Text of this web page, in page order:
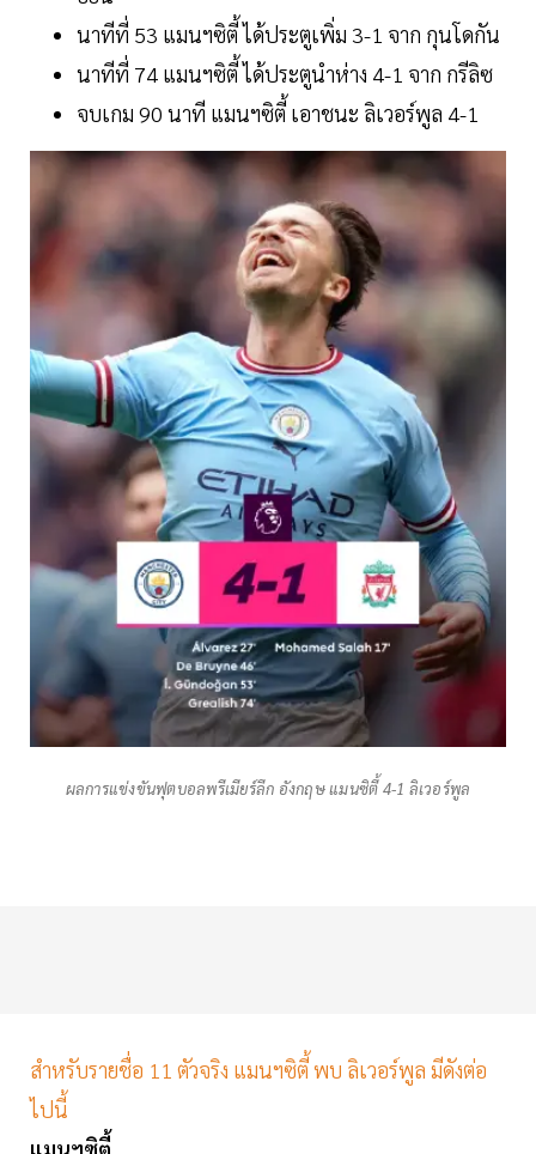
นาทีที่ 53 แมนฯซิตี้ ได้ประตูเพิ่ม 3-1 จาก กุนโดกัน
นาทีที่ 74 แมนฯซิตี้ ได้ประตูนำห่าง 4-1 จาก กรีลิซ
จบเกม 90 นาที แมนฯซิตี้ เอาชนะ ลิเวอร์พูล 4-1
ผลการแข่งขันฟุตบอลพรีเมียร์ลีก อังกฤษ แมนซิตี้ 4-1 ลิเวอร์พูล
สำหรับรายชื่อ 11 ตัวจริง แมนฯซิตี้ พบ ลิเวอร์พูล มีดังต่อ
ไปนี้
แมนฯซิตี้